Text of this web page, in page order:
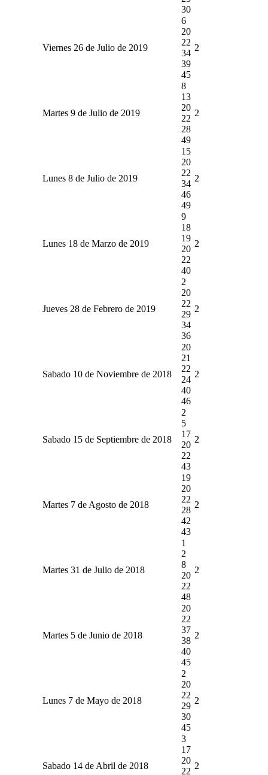
30
Viernes 26 de Julio de 2019
6
20
22
34
39
45
2
Martes 9 de Julio de 2019
8
13
20
22
28
49
2
Lunes 8 de Julio de 2019
15
20
22
34
46
49
2
Lunes 18 de Marzo de 2019
9
18
19
20
22
40
2
Jueves 28 de Febrero de 2019
2
20
22
29
34
36
2
Sabado 10 de Noviembre de 2018
20
21
22
24
40
46
2
Sabado 15 de Septiembre de 2018
2
5
17
20
22
43
2
Martes 7 de Agosto de 2018
19
20
22
28
42
43
2
Martes 31 de Julio de 2018
1
2
8
20
22
48
2
Martes 5 de Junio de 2018
20
22
37
38
40
45
2
Lunes 7 de Mayo de 2018
2
20
22
29
30
45
2
Sabado 14 de Abril de 2018
3
17
20
22
2